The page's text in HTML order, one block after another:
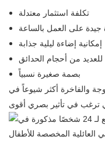
تكلفة استثمار معتدلة
جيدة على العمل بالساعة
إمكانية إضاءة ليلية جذابة
من أحجام الحدائق
بصمة صغيرة نسبياً
والفاخرة أكثر شيوعاً في